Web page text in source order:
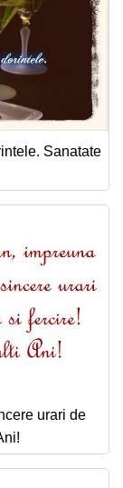
Sanatate
urari de